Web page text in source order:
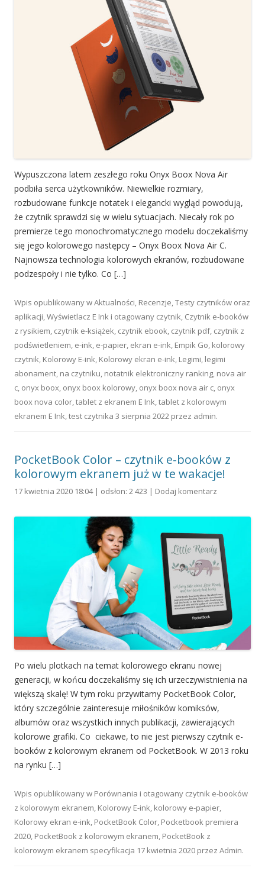
Wypuszczona latem zeszłego roku Onyx Boox Nova Air
podbiła serca użytkowników. Niewielkie rozmiary,
rozbudowane funkcje notatek i elegancki wygląd powodują,
że czytnik sprawdzi się w wielu sytuacjach. Niecały rok po
premierze tego monochromatycznego modelu doczekaliśmy
się jego kolorowego następcy – Onyx Boox Nova Air C.
Najnowsza technologia kolorowych ekranów, rozbudowane
podzespoły i nie tylko. Co […]
Wpis opublikowany wAktualności, Recenzje,Testy czytników oraz
aplikacji,Wyświetlacz E Ink i otagowany czytnik, Czytnik e-booków
z rysikiem, czytnik e-książek, czytnik ebook, czytnik pdf, czytnik z
podświetleniem, e-ink, e-papier, ekran e-ink, Empik Go, kolorowy
czytnik, Kolorowy E-ink, Kolorowy ekran e-ink, Legimi, legimi
abonament, na czytniku, notatnik elektroniczny ranking, nova air
c, onyx boox, onyx boox kolorowy, onyx boox nova air c, onyx
boox nova color,tablet z ekranem E Ink,tablet z kolorowym
ekranem E Ink,test czytnika 3 sierpnia 2022 przez admin.
PocketBook Color – czytnik e-booków z
kolorowym ekranem już w te wakacje!
17 kwietnia 2020 18:04 | odsłon: 2 423 | Dodaj komentarz
Po wielu plotkach na temat kolorowego ekranu nowej
generacji, w końcu doczekaliśmy się ich urzeczywistnienia na
większą skalę! W tym roku przywitamy PocketBook Color,
który szczególnie zainteresuje miłośników komiksów,
albumów oraz wszystkich innych publikacji, zawierających
kolorowe grafiki. Co ciekawe, to nie jest pierwszy czytnik e-
booków z kolorowym ekranem od PocketBook. W 2013 roku
na rynku […]
Wpis opublikowany w Porównania i otagowany czytnik e-booków
z kolorowym ekranem, Kolorowy E-ink, kolorowy e-papier,
Kolorowy ekran e-ink, PocketBook Color, Pocketbook premiera
2020, PocketBook z kolorowym ekranem, PocketBook z
kolorowym ekranem specyfikacja 17 kwietnia 2020 przez Admin.